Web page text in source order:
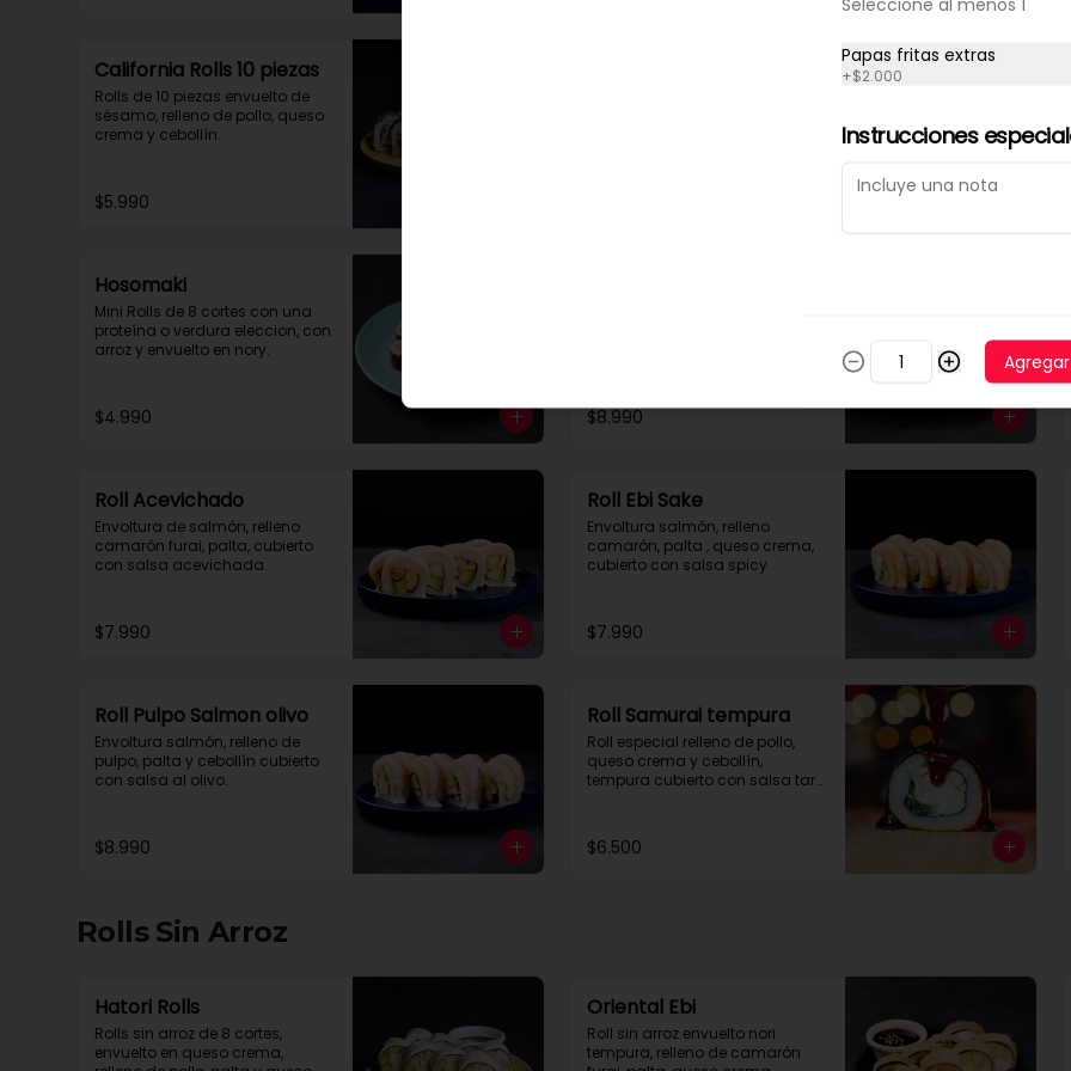
California Rolls 10 piezas
Rolls de 10 piezas envuelto de
sésamo, relleno de pollo, queso
crema y cebollín.
$5.990
Hosomaki
Mini Rolls de 8 cortes con una
proteína o verdura eleccion, con
arroz y envuelto en nory.
$4.990 $8.990
Roll Acevichado
Envoltura de salmón, relleno
camarón furai, palta, cubierto
con salsa acevichada.
$7.990
Roll Ebi Sake
Envoltura salmón, relleno
camarón, palta , queso crema,
cubierto con salsa spicy
$7.990
Roll Pulpo Salmon olivo
Envoltura salmón, relleno de
pulpo, palta y cebollín cubierto
con salsa al olivo.
$8.990
Roll Samurai tempura
Roll especial relleno de pollo,
queso crema y cebollín,
tempura cubierto con salsa tare
$6.500
Rolls Sin Arroz
Hatori Rolls
Rolls sin arroz de 8 cortes,
envuelto en queso crema,
Oriental Ebi
Roll sin arroz envuelto nori
tempura, relleno de camarón
Papas fritas extras
+$2.000
Instrucciones
Agregar